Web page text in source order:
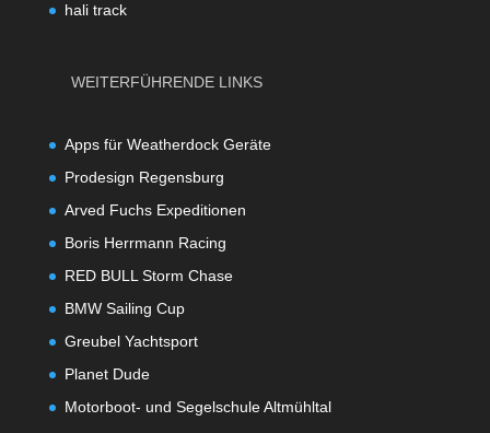
hali track
WEITERFÜHRENDE LINKS
Apps für Weatherdock Geräte
Prodesign Regensburg
Arved Fuchs Expeditionen
Boris Herrmann Racing
RED BULL Storm Chase
BMW Sailing Cup
Greubel Yachtsport
Planet Dude
Motorboot- und Segelschule Altmühltal